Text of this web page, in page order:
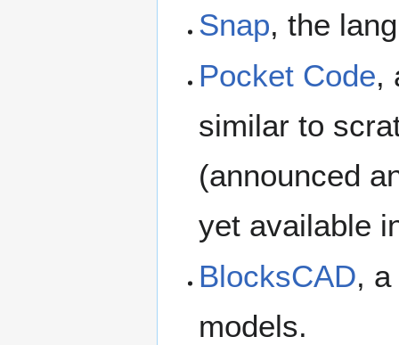
Snap, the
Pocket Code,
similar to
(announced
yet available
BlocksCAD,
models.